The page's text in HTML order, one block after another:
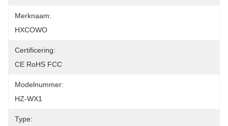
Merknaam:
HXCOWO
Certificering:
CE RoHS FCC
Modelnummer:
HZ-WX1
Type: